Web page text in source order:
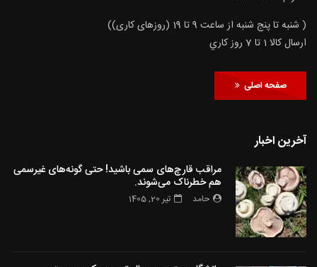
( شنبه تا پنج شنبه از ساعت 9 تا 19 (روزهای کاری))
ارسال كالا 1 تا 7 روز كاري
صفحه اصلی
آخرین اخبار
مراقب قارچ‌های سمی باشید! حتی گونه‌های غیرسمی
هم خطرناک می‌شوند.
حامد تیر 20, 1405